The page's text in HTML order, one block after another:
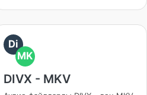
Di
MK
DIVX - MKV